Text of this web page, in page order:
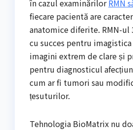
în cazul examinărilorRMN
fiecare pacientă are
anatomice diferite. RMN-
cu succes pentru
imagini extrem de clare și
pentru diagnosticul
cum ar fi tumori sau
țesuturilor.
Tehnologia BioMatrix nu